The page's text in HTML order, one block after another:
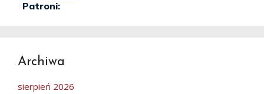
Archiwa
sierpień 2026